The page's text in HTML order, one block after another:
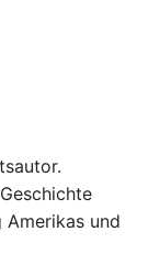
Amerikas und